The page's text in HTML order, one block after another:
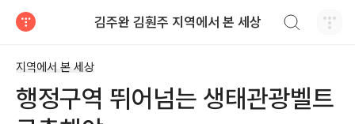
김주완 김훤주 지역에서 본 세상
지역에서 본 세상
행정구역 뛰어넘는 생태관광벨트